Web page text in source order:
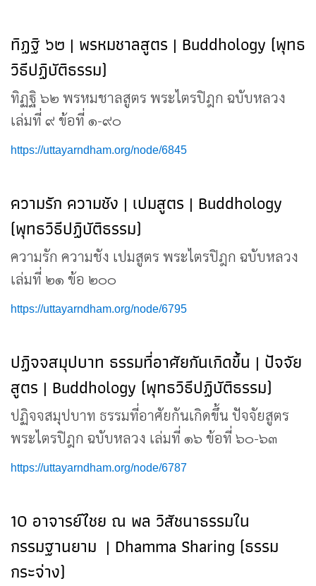
ทิฏฐิ ๖๒ | พรหมชาลสูตร | Buddhology (พุทธ
วิธีปฏิบัติธรรม)
ทิฏฐิ ๖๒ พรหมชาลสูตร พระไตรปิฎก ฉบับหลวง
เล่มที่ ๙ ข้อที่ ๑-๙๐
https://uttayarndham.org/node/6845
ความรัก ความชัง | เปมสูตร | Buddhology
(พุทธวิธีปฏิบัติธรรม)
ความรัก ความชัง เปมสูตร พระไตรปิฎก ฉบับหลวง
เล่มที่ ๒๑ ข้อ ๒๐๐
https://uttayarndham.org/node/6795
ปฏิจจสมุปบาท ธรรมที่อาศัยกันเกิดขึ้น | ปัจจัย
สูตร | Buddhology (พุทธวิธีปฏิบัติธรรม)
ปฏิจจสมุปบาท ธรรมที่อาศัยกันเกิดขึ้น ปัจจัยสูตร
พระไตรปิฎก ฉบับหลวง เล่มที่ ๑๖ ข้อที่ ๖๐-๖๓
https://uttayarndham.org/node/6787
10 อาจารย์ไชย ณ พล วิสัชนาธรรมใน
กรรมฐานยาม | Dhamma Sharing (ธรรม
กระจ่าง)